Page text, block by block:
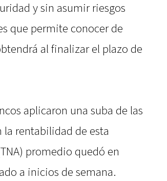
y sin asumir riesgos
que permite conocer de
al finalizar el plazo de
aplicaron una suba de las
rentabilidad de esta
promedio quedó en
a inicios de semana.